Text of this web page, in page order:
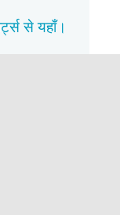
सेयहाँ।